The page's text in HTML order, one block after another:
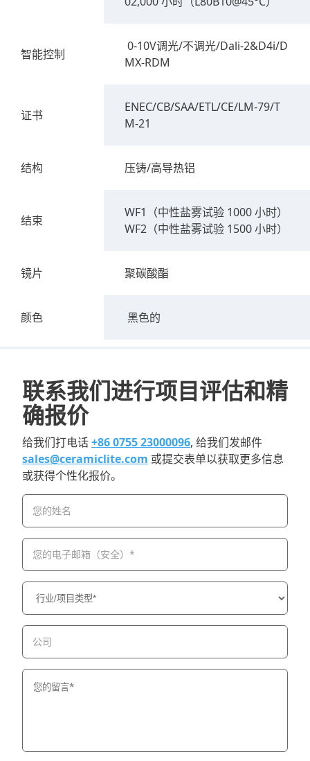
智能控制
0-10V调光/不调光/Dali-2&D4i/D
MX-RDM
证书
ENEC/CB/SAA/ETL/CE/LM-79/T
M-21
结构 压铸/高导热铝
结束
WF1（中性盐雾试验 1000 小时）
WF2（中性盐雾试验 1500 小时）
镜片 聚碳酸酯
颜色 黑色的
联系我们进行项目评估和精
确报价
给我们打电话+86 0755 23000096, 给我们发邮件
sales@ceramiclite.com 或提交表单以获取更多信息
或获得个性化报价。
您的姓名
您的电子邮箱（安全）*
公司